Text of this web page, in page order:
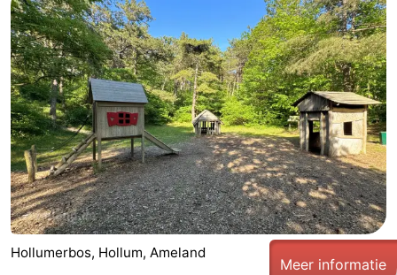
Hollumerbos, Hollum, Ameland
Meer informatie